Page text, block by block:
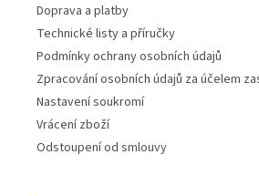
Doprava a platby
Technické listy a příručky
Podmínky ochrany osobních údajů
Zpracování osobních údajů za účelem
Nastavení soukromí
Vrácení zboží
Odstoupení od smlouvy